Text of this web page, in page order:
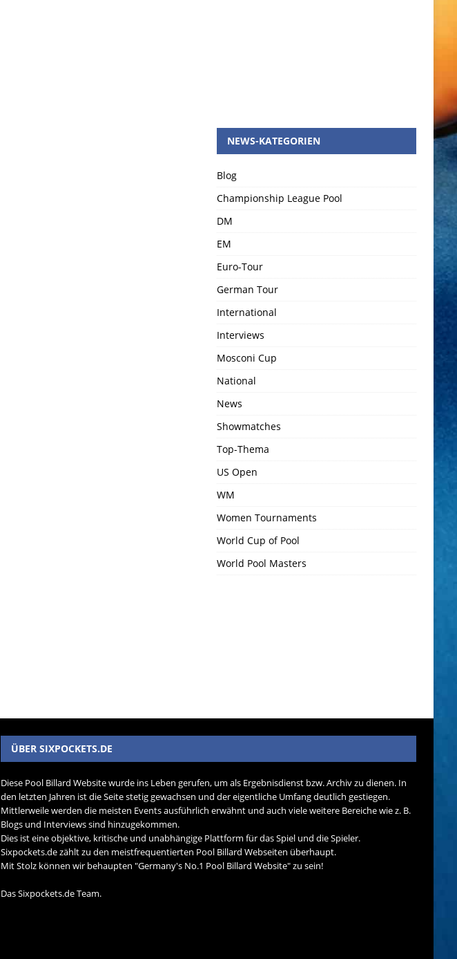
NEWS-KATEGORIEN
Blog
Championship League Pool
DM
EM
Euro-Tour
German Tour
International
Interviews
Mosconi Cup
National
News
Showmatches
Top-Thema
US Open
WM
Women Tournaments
World Cup of Pool
World Pool Masters
ÜBER SIXPOCKETS.DE
Diese Pool Billard Website wurde ins Leben gerufen, um als Ergebnisdienst bzw. Archiv zu dienen. In
den letzten Jahren ist die Seite stetig gewachsen und der eigentliche Umfang deutlich gestiegen.
Mittlerweile werden die meisten Events ausführlich erwähnt und auch viele weitere Bereiche wie z. B.
Blogs und Interviews sind hinzugekommen.
Dies ist eine objektive, kritische und unabhängige Plattform für das Spiel und die Spieler.
Sixpockets.de zählt zu den meistfrequentierten Pool Billard Webseiten überhaupt.
Mit Stolz können wir behaupten "Germany's No.1 Pool Billard Website" zu sein!
Das Sixpockets.de Team.